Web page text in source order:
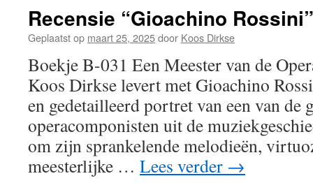
Recensie “Gioachino Rossini”
Geplaatst op maart 25, 2025door Koos Dirkse
Boekje B-031 Een Meester van de
Koos Dirkse levert met Gioachino
en gedetailleerd portret van een van de
operacomponisten uit de
om zijn sprankelende melodieën,
meesterlijke … Lees verder →